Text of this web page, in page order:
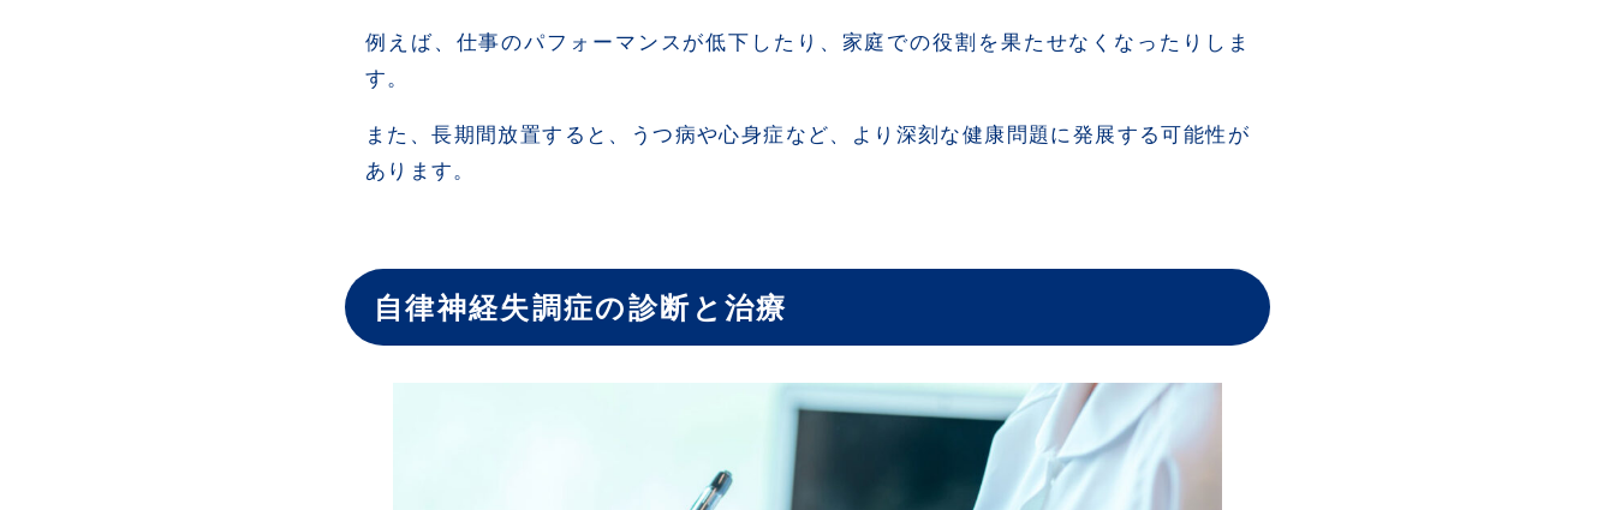
例えば、仕事のパフォーマンスが低下したり、家庭での役割を果たせなくなったりしま
す。
また、長期間放置すると、うつ病や心身症など、より深刻な健康問題に発展する可能性が
あります。
自律神経失調症の診断と治療